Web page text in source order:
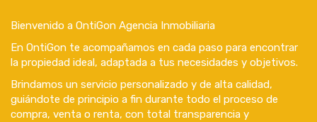
Bienvenido a OntiGon Agencia Inmobiliaria
En OntiGon te acompañamos en cada paso para encontrar
la propiedad ideal, adaptada a tus necesidades y objetivos.
Brindamos un servicio personalizado y de alta calidad,
guiándote de principio a fin durante todo el proceso de
compra, venta o renta, con total transparencia y